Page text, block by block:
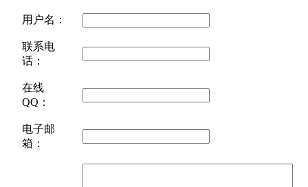
用户名：
联系电
话：
在线
QQ：
电子邮
箱：